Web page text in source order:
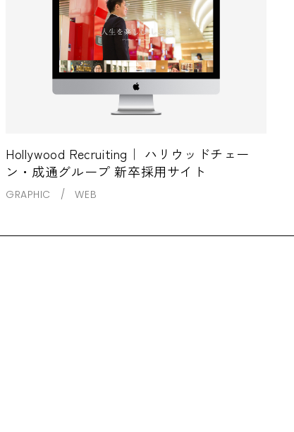
Hollywood Recruiting｜ ハリウッドチェー
ン・成通グループ 新卒採用サイト
GRAPHIC WEB